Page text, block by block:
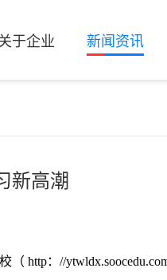
于企业 新闻资讯
新高潮
（ http：//